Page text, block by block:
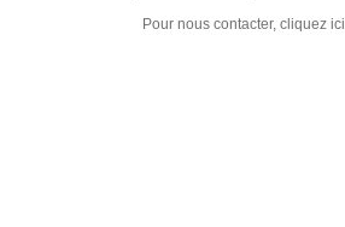
Pour nous contacter, cliquez ici